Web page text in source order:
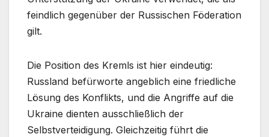
feindlich gegenüber der Russischen Föderation
gilt.
Die Position des Kremls ist hier eindeutig:
Russland befürworte angeblich eine friedliche
Lösung des Konflikts, und die Angriffe auf die
Ukraine dienten ausschließlich der
Selbstverteidigung. Gleichzeitig führt die